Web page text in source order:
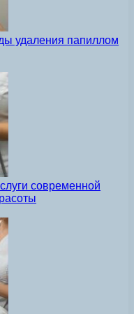
удаления папиллом
современной